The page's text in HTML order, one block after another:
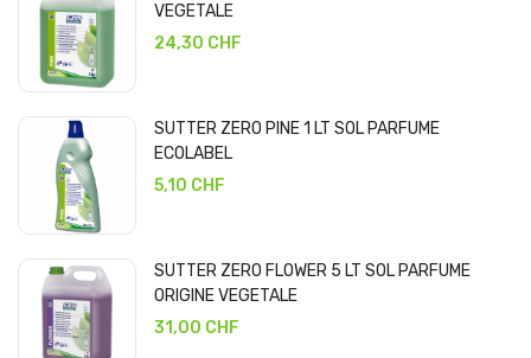
VEGETALE
24,30 CHF
SUTTER ZERO PINE 1 LT SOL PARFUME
ECOLABEL
5,10 CHF
SUTTER ZERO FLOWER 5 LT SOL PARFUME
ORIGINE VEGETALE
31,00 CHF